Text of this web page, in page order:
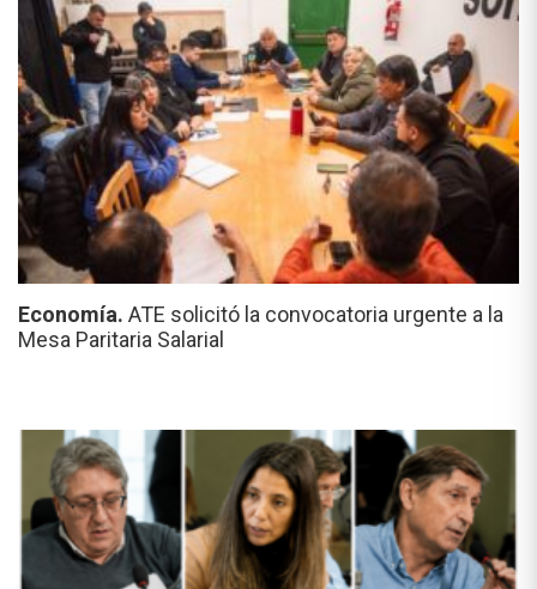
Economía. ATE solicitó la convocatoria urgente a la
Mesa Paritaria Salarial